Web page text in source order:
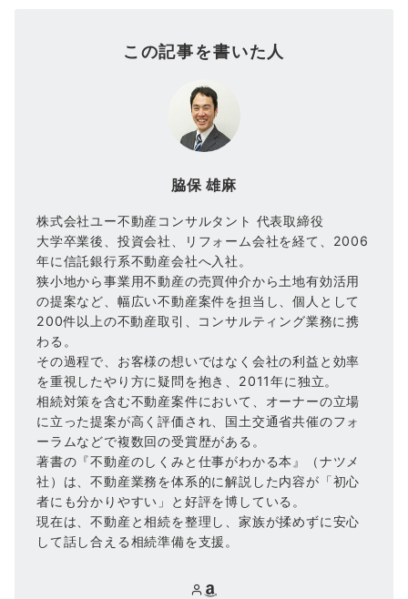
この記事を書いた人
脇保 雄麻
株式会社ユー不動産コンサルタント 代表取締役
大学卒業後、投資会社、リフォーム会社を経て、2006
年に信託銀行系不動産会社へ入社。
狭小地から事業用不動産の売買仲介から土地有効活用
の提案など、幅広い不動産案件を担当し、個人として
200件以上の不動産取引、コンサルティング業務に携
わる。
その過程で、お客様の想いではなく会社の利益と効率
を重視したやり方に疑問を抱き、2011年に独立。
相続対策を含む不動産案件において、オーナーの立場
に立った提案が高く評価され、国土交通省共催のフォ
ーラムなどで複数回の受賞歴がある。
著書の『不動産のしくみと仕事がわかる本』（ナツメ
社）は、不動産業務を体系的に解説した内容が「初心
者にも分かりやすい」と好評を博している。
現在は、不動産と相続を整理し、家族が揉めずに安心
して話し合える相続準備を支援。